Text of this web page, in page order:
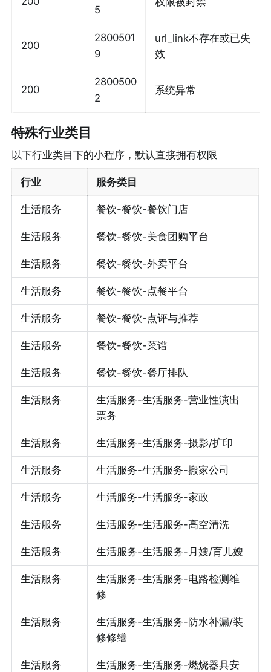
5
200
2800501
9
url_link不存在或已失
效
200
2800500
2
系统异常
特殊行业类目
以下行业类目下的小程序，默认直接拥有权限
行业 服务类目
生活服务 餐饮-餐饮-餐饮门店
生活服务 餐饮-餐饮-美食团购平台
生活服务 餐饮-餐饮-外卖平台
生活服务 餐饮-餐饮-点餐平台
生活服务 餐饮-餐饮-点评与推荐
生活服务 餐饮-餐饮-菜谱
生活服务 餐饮-餐饮-餐厅排队
生活服务
生活服务-生活服务-营业性演出
票务
生活服务 生活服务-生活服务-摄影/扩印
生活服务 生活服务-生活服务-搬家公司
生活服务 生活服务-生活服务-家政
生活服务 生活服务-生活服务-高空清洗
生活服务 生活服务-生活服务-月嫂/育儿嫂
生活服务
生活服务-生活服务-电路检测维
修
生活服务
生活服务-生活服务-防水补漏/装
修修缮
生活服务
生活服务-生活服务-燃烧器具安